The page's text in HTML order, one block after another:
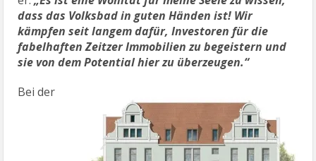
dass das Volksbad in guten Händen ist! Wir
kämpfen seit langem dafür, Investoren für die
fabelhaften Zeitzer Immobilien zu begeistern und
sie von dem Potential hier zu überzeugen.“
Bei der